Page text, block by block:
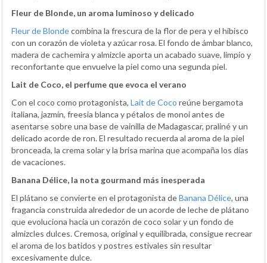
Fleur de Blonde, un aroma luminoso y delicado
Fleur de Blondecombina la frescura de la flor de pera y el hibisco
con un corazón de violeta y azúcar rosa. El fondo de ámbar blanco,
madera de cachemira y almizcle aporta un acabado suave, limpio y
reconfortante que envuelve la piel como una segunda piel.
Lait de Coco, el perfume que evoca el verano
Con el coco como protagonista, Lait de Coco reúne bergamota
italiana, jazmín, freesia blanca y pétalos de monoi antes de
asentarse sobre una base de vainilla de Madagascar, praliné y un
delicado acorde de ron. El resultado recuerda al aroma de la piel
bronceada, la crema solar y la brisa marina que acompaña los días
de vacaciones.
Banana Délice, la nota gourmand más inesperada
El plátano se convierte en el protagonista deBanana Délice, una
fragancia construida alrededor de un acorde de leche de plátano
que evoluciona hacia un corazón de coco solar y un fondo de
almizcles dulces. Cremosa, original y equilibrada, consigue recrear
el aroma de los batidos y postres estivales sin resultar
excesivamente dulce.